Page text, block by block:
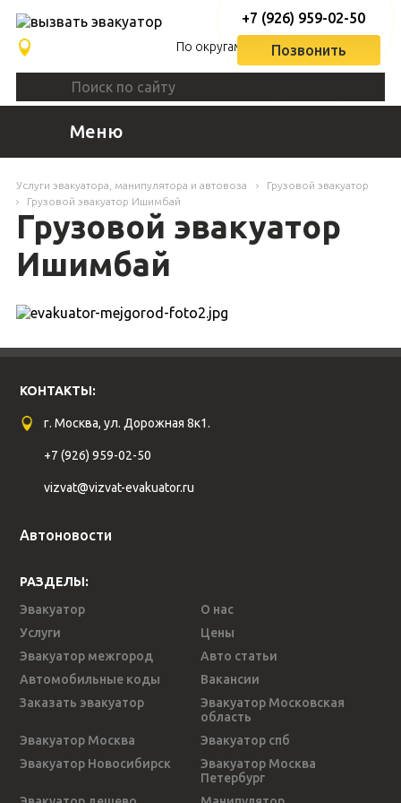
По округам
+7 (926) 959-02-50
Позвонить
Меню
Услуги эвакуатора, манипулятора и автовоза
Грузовой эвакуатор
Грузовой эвакуатор Ишимбай
Грузовой эвакуатор
Ишимбай
КОНТАКТЫ:
г. Москва, ул. Дорожная 8к1.
+7 (926) 959-02-50
vizvat@vizvat-evakuator.ru
Автоновости
РАЗДЕЛЫ:
Эвакуатор
О нас
Услуги
Цены
Эвакуатор межгород
Авто статьи
Автомобильные коды
Вакансии
Заказать эвакуатор
Эвакуатор Московская
область
Эвакуатор Москва
Эвакуатор спб
Эвакуатор Новосибирск
Эвакуатор Москва
Петербург